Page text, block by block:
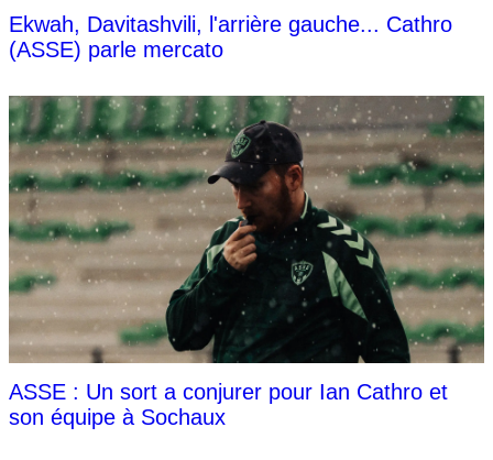
Ekwah, Davitashvili, l'arrière gauche... Cathro
(ASSE) parle mercato
ASSE : Un sort a conjurer pour Ian Cathro et
son équipe à Sochaux